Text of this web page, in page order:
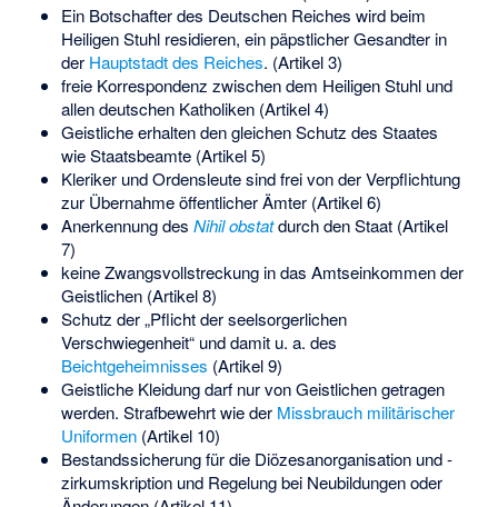
Ein Botschafter des Deutschen Reiches wird beim
Heiligen Stuhl residieren, ein päpstlicher Gesandter in
der Hauptstadt des Reiches. (Artikel 3)
freie Korrespondenz zwischen dem Heiligen Stuhl und
allen deutschen Katholiken (Artikel 4)
Geistliche erhalten den gleichen Schutz des Staates
wie Staatsbeamte (Artikel 5)
Kleriker und Ordensleute sind frei von der Verpflichtung
zur Übernahme öffentlicher Ämter (Artikel 6)
Anerkennung des Nihil obstatdurch den Staat (Artikel
7)
keine Zwangsvollstreckung in das Amtseinkommen der
Geistlichen (Artikel 8)
Schutz der „Pflicht der seelsorgerlichen
Verschwiegenheit“ und damit u. a. des
Beichtgeheimnisses (Artikel 9)
Geistliche Kleidung darf nur von Geistlichen getragen
werden. Strafbewehrt wie der Missbrauch militärischer
Uniformen(Artikel 10)
Bestandssicherung für die Diözesanorganisation und -
zirkumskription und Regelung bei Neubildungen oder